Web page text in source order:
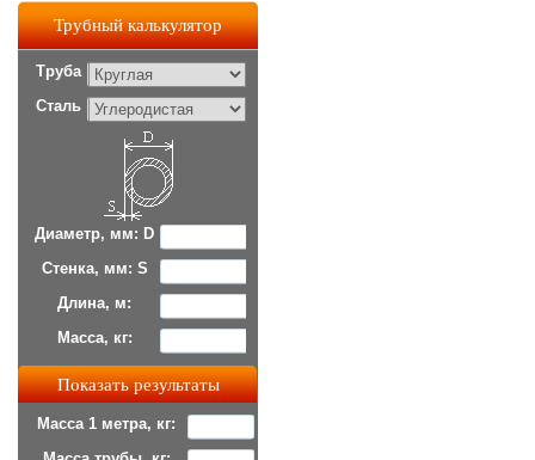
Трубный калькулятор
Труба
Сталь
Диаметр, мм: D
Стенка, мм: S
Длина, м:
Масса, кг:
Масса 1 метра, кг: